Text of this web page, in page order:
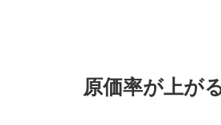
原価率が上が